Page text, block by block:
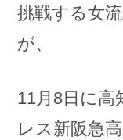
挑戦する女
が、
11月8日に高
レス新阪急